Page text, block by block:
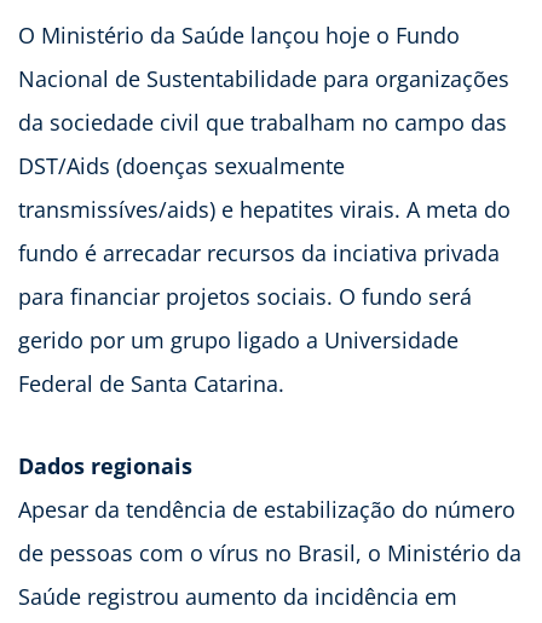
O Ministério da Saúde lançou hoje o Fundo
Nacional de Sustentabilidade para organizações
da sociedade civil que trabalham no campo das
DST/Aids (doenças sexualmente
transmissíves/aids) e hepatites virais. A meta do
fundo é arrecadar recursos da inciativa privada
para financiar projetos sociais. O fundo será
gerido por um grupo ligado a Universidade
Federal de Santa Catarina.
Dados regionais
Apesar da tendência de estabilização do número
de pessoas com o vírus no Brasil, o Ministério da
Saúde registrou aumento da incidência em